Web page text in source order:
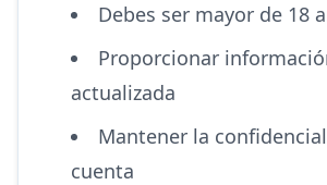
Debes ser mayor de 18
Proporcionar
actualizada
Mantener la
cuenta